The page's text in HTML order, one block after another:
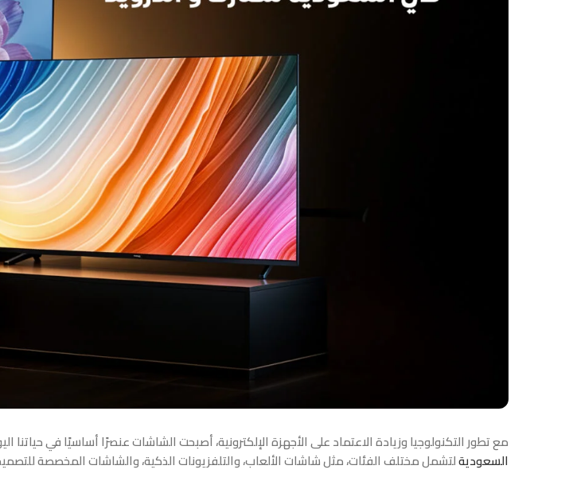
مع تطور التكنولوجيا وزيادة الاعتماد على الأجهزة الإلكترونية، أصبحت الشاشات عنصرًا أساسيًا في
السعوديةلتشمل مختلف الفئات، مثل شاشات الألعاب، والتلفزيونات الذكية، والشاشات المخصصة